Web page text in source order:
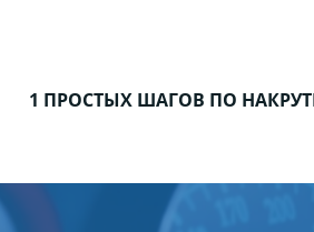
1 ПРОСТЫХ ШАГОВ ПО